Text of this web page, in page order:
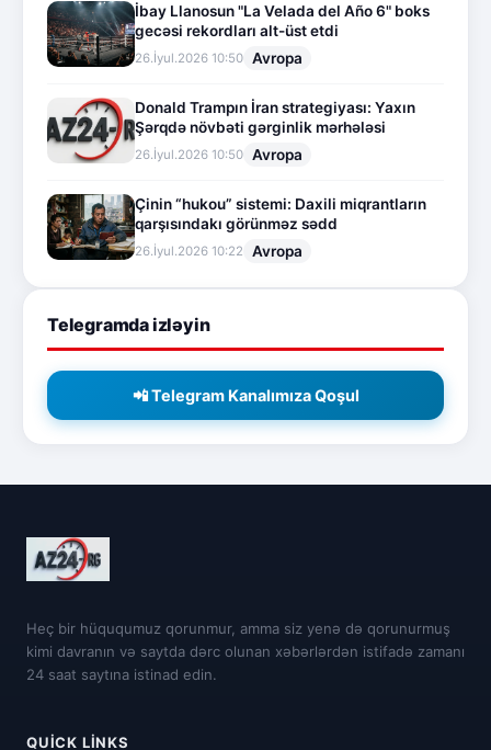
İbay Llanosun "La Velada del Año 6" boks
gecəsi rekordları alt-üst etdi
26.İyul.2026 10:50 Avropa
Donald Trampın İran strategiyası: Yaxın
Şərqdə növbəti gərginlik mərhələsi
26.İyul.2026 10:50 Avropa
Çinin “hukou” sistemi: Daxili miqrantların
qarşısındakı görünməz sədd
26.İyul.2026 10:22 Avropa
Telegramda izləyin
📲 Telegram Kanalımıza Qoşul
Heç bir hüququmuz qorunmur, amma siz yenə də qorunurmuş
kimi davranın və saytda dərc olunan xəbərlərdən istifadə zamanı
24 saat saytına istinad edin.
QUICK LINKS